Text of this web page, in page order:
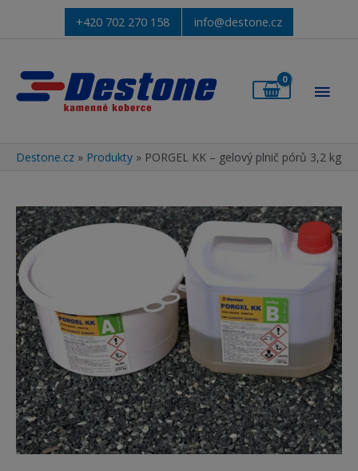
+420 702 270 158 info@destone.cz
Destone.cz » Produkty » PORGEL KK – gelový plnič pórů 3,2 kg